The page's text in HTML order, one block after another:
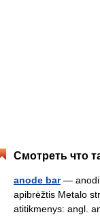
Смотреть что
anode bar—
apibrėžtis Metalo
atitikmenys: angl.